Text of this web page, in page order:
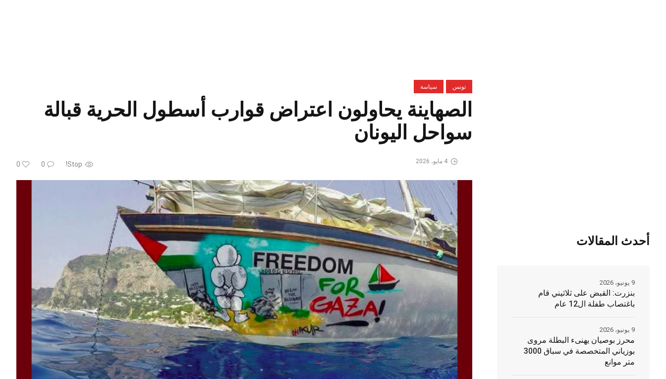
تونس سياسة
الصهاينة يحاولون اعتراض قوارب أسطول الحرية قبالة
سواحل اليونان
Stop!
0
0 4 مايو، 2026
أحدث المقالات
بنزرت: القبض على ثلاثيني قام
باغتصاب طفلة ال12 عام
9 يونيو، 2026
محرز بوصيان يهنىء البطلة مروى
بوزياني المتخصصة في سباق 3000
متر موانع
9 يونيو، 2026